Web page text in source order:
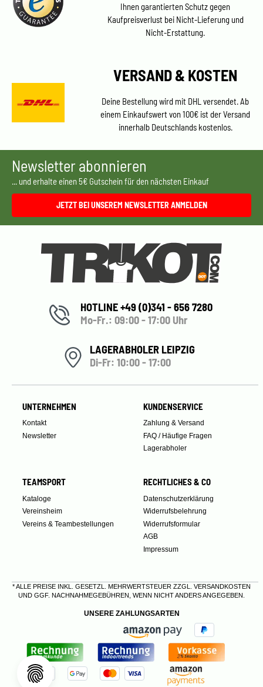
Ihnen garantierten Schutz gegen
Kaufpreisverlust bei Nicht-Lieferung und
Nicht-Erstattung.
VERSAND & KOSTEN
Deine Bestellung wird mit DHL versendet. Ab
einem Einkaufswert von 100€ ist der Versand
innerhalb Deutschlands kostenlos.
Newsletter abonnieren
... und erhalte einen 5€ Gutschein für den nächsten Einkauf
JETZT BEI UNSEREM NEWSLETTER ANMELDEN
HOTLINE +49 (0)341 - 656 7280
Mo-Fr.: 09:00 - 17:00 Uhr
LAGERABHOLER LEIPZIG
Di-Fr: 10:00 - 17:00
UNTERNEHMEN
Kontakt
Newsletter
KUNDENSERVICE
Zahlung & Versand
FAQ / Häufige Fragen
Lagerabholer
TEAMSPORT
Kataloge
Vereinsheim
Vereins & Teambestellungen
RECHTLICHES & CO
Datenschutzerklärung
Widerrufsbelehrung
Widerrufsformular
AGB
Impressum
* ALLE PREISE INKL. GESETZL. MEHRWERTSTEUER ZZGL. VERSANDKOSTEN
UND GGF. NACHNAHMEGEBÜHREN, WENN NICHT ANDERS ANGEGEBEN.
UNSERE ZAHLUNGSARTEN